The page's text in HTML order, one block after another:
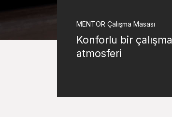
MENTOR Çalışma Masası
Konforlu bir çalışma
atmosferi